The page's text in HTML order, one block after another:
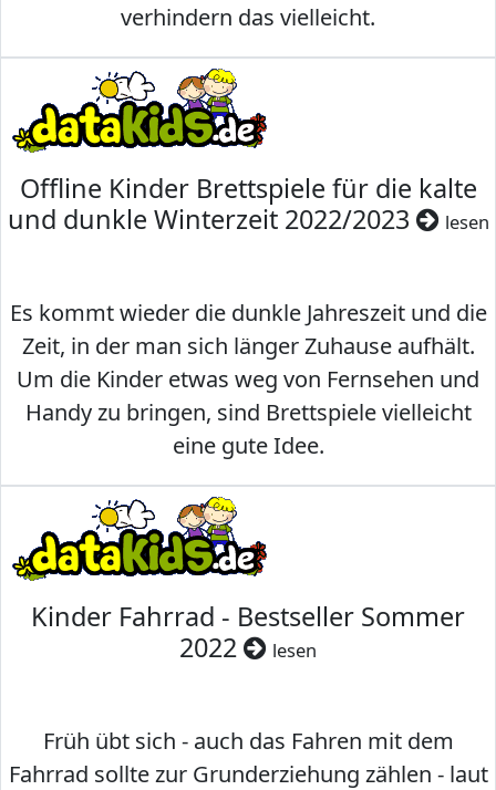
verhindern das vielleicht.
Offline Kinder Brettspiele für die kalte
und dunkle Winterzeit 2022/2023
lesen
Es kommt wieder die dunkle Jahreszeit und die
Zeit, in der man sich länger Zuhause aufhält.
Um die Kinder etwas weg von Fernsehen und
Handy zu bringen, sind Brettspiele vielleicht
eine gute Idee.
Kinder Fahrrad - Bestseller Sommer
2022
lesen
Früh übt sich - auch das Fahren mit dem
Fahrrad sollte zur Grunderziehung zählen - laut